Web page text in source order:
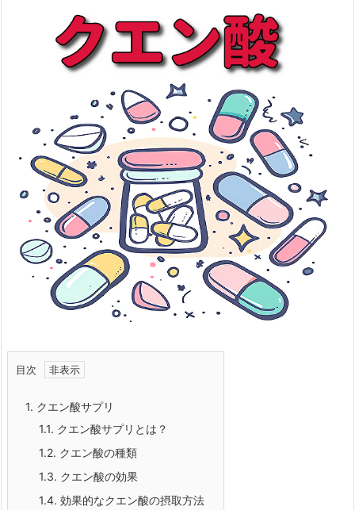
目次
1. クエン酸サプリ
1.1. クエン酸サプリとは？
1.2. クエン酸の種類
1.3. クエン酸の効果
1.4. 効果的なクエン酸の摂取方法